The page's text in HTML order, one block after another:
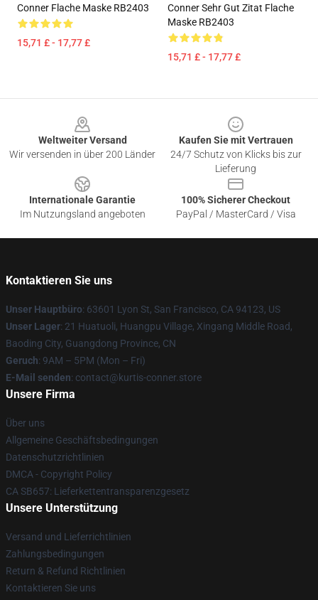
Conner Flache Maske RB2403
15,71 £ - 17,77 £
Conner Sehr Gut Zitat Flache
Maske RB2403
15,71 £ - 17,77 £
Weltweiter Versand
Wir versenden in über 200 Länder
Kaufen Sie mit Vertrauen
24/7 Schutz von Klicks bis zur
Lieferung
Internationale Garantie
Im Nutzungsland angeboten
100% Sicherer Checkout
PayPal / MasterCard / Visa
Kontaktieren Sie uns
Unser Hauptbüro: 63601 Lyon St, San Francisco, CA 94123, US
Unser Lager: 21 Huatuoli, Huangpu Village, Xingang Middle Road,
Baoding City, Guangdong Province, CN
Geruch: 9AM – 5PM (Mon – Fri)
E-Mail senden: contact@kurtis-conner.store
Unsere Firma
Über uns
Allgemeine Geschäftsbedingungen
Datenschutzrichtlinien
DMCA - Copyright Policy
CA SB657: Lieferkettentransparenzgesetz
Unsere Unterstützung
Versand und Lieferrichtlinien
Zahlungsbedingungen
Return & Refund Richtlinien
Kontaktieren Sie uns